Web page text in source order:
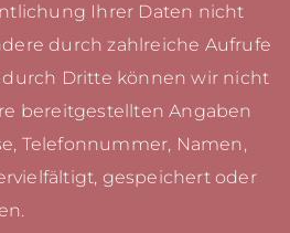
Ihrer Daten nicht
durch zahlreiche Aufrufe
Dritte können wir nicht
bereitgestellten Angaben
Telefonnummer, Namen,
gespeichert oder